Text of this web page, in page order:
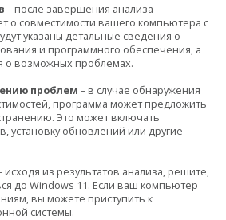
– после завершения анализа
о совместимости вашего компьютера с
указаны детальные сведения о
и программного обеспечения, а
о возможных проблемах.
проблем – в случае обнаружения
программа может предложить
Это может включать
установку обновлений или другие
исходя из результатов анализа, решите,
до Windows 11. Если ваш компьютер
вы можете приступить к
системы.